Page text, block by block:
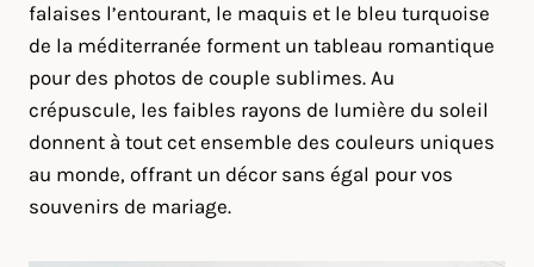
falaises l’entourant, le maquis et le bleu turquoise
de la méditerranée forment un tableau romantique
pour des photos de couple sublimes. Au
crépuscule, les faibles rayons de lumière du soleil
donnent à tout cet ensemble des couleurs uniques
au monde, offrant un décor sans égal pour vos
souvenirs de mariage.